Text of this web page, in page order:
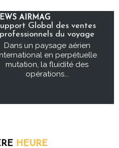
AIRMAG
Global des ventes
du voyage
Dans un paysage aérien
en perpétuelle
mutation, la fluidité des
opérations...
HEURE